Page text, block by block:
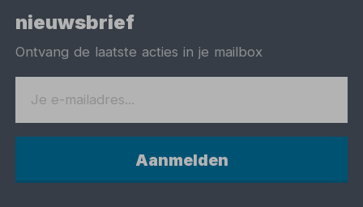
nieuwsbrief
Ontvang de laatste acties in je mailbox
Aanmelden